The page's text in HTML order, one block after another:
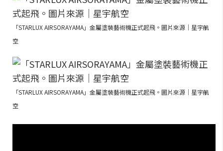
「STARLUX AIRSORAYAMA」金屬塗裝藝術機正式起飛。圖片來源｜星宇航
空
「STARLUX AIRSORAYAMA」金屬塗裝藝術機正式起飛。圖片來源｜星宇航
空